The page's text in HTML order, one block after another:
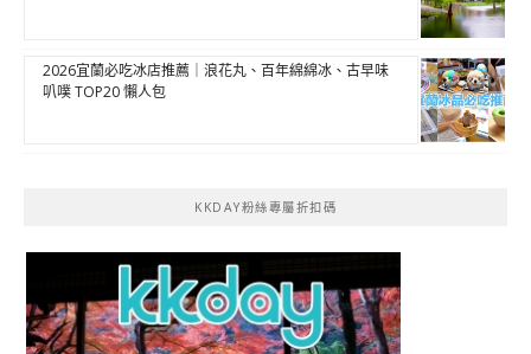
2026宜蘭必吃冰店推薦｜浪花丸、百年綿綿冰、古早味
叭噗 TOP20 懶人包
KKDAY粉絲專屬折扣碼